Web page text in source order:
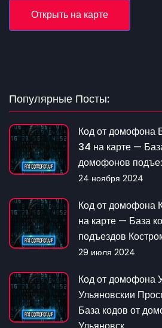
Открыть на карте
Популярные Посты:
Код от домофона
34 на карте —
домофонов
24 ноября 2024
Код от домофона
на карте — База
подъездов
29 июля 2024
Код от домофона
Ульяновскии
База кодов от